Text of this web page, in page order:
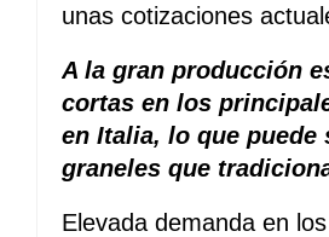
unas cotizaciones
A la gran producción
cortas en los
en Italia, lo que puede
graneles que
Elevada demanda en